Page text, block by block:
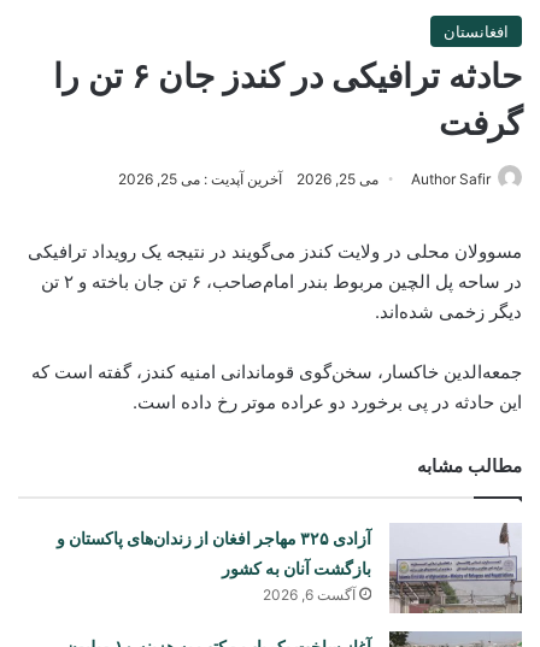
افغانستان
حادثه ترافیکی در کندز جان ۶ تن را
گرفت
Author Safir می 25, 2026 آخرین آپدیت : می 25, 2026
مسوولان محلی در ولایت کندز می‌گویند در نتیجه یک رویداد ترافیکی
در ساحه پل الچین مربوط بندر امام‌صاحب، ۶ تن جان باخته و ۲ تن
دیگر زخمی شده‌اند.
جمعه‌الدین خاکسار، سخن‌گوی قوماندانی امنیه کندز، گفته است که
این حادثه در پی برخورد دو عراده موتر رخ داده است.
مطالب مشابه
آزادی ۳۲۵ مهاجر افغان از زندان‌های پاکستان و
بازگشت آنان به کشور
آگست 6, 2026